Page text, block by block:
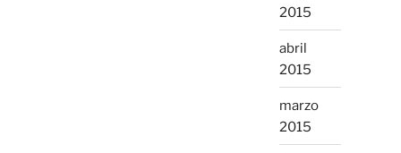
2015
abril
2015
marzo
2015